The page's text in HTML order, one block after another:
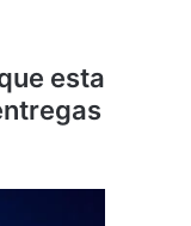
esta